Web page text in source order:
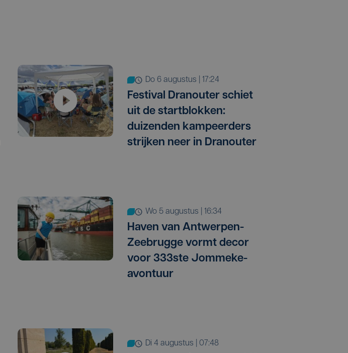
do 6 augustus | 17:24
Festival Dranouter schiet
uit de startblokken:
duizenden kampeerders
strijken neer in Dranouter
wo 5 augustus | 16:34
Haven van Antwerpen-
Zeebrugge vormt decor
voor 333ste Jommeke-
avontuur
di 4 augustus | 07:48